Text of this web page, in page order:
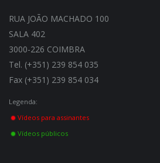
RUA JOÃO MACHADO 100
SALA 402
3000-226 COIMBRA
Tel. (+351) 239 854 035
Fax (+351) 239 854 034
Legenda:
Vídeos para assinantes
Vídeos públicos